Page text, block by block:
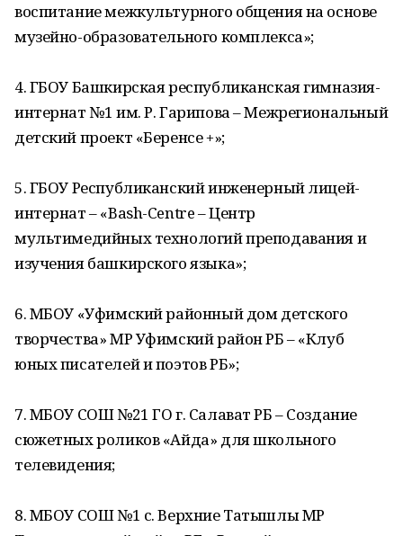
воспитание межкультурного общения на основе
музейно-образовательного комплекса»;
4. ГБОУ Башкирская республиканская гимназия-
интернат №1 им. Р. Гарипова – Межрегиональный
детский проект «Беренсе +»;
5. ГБОУ Республиканский инженерный лицей-
интернат – «Bash-Centre – Центр
мультимедийных технологий преподавания и
изучения башкирского языка»;
6. МБОУ «Уфимский районный дом детского
творчества» МР Уфимский район РБ – «Клуб
юных писателей и поэтов РБ»;
7. МБОУ СОШ №21 ГО г. Салават РБ – Создание
сюжетных роликов «Айда» для школьного
телевидения;
8. МБОУ СОШ №1 с. Верхние Татышлы МР